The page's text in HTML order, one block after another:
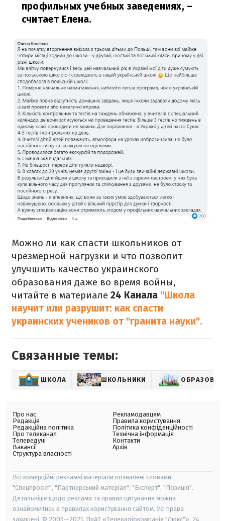
профильных учебных заведениях, –
считает Елена.
Можно ли как спасти школьников от
чрезмерной нагрузки и что позволит
улучшить качество украинского
образования даже во время войны,
читайте в материале 24 Канала "Школа
научит или разрушит: как спасти
украинских учеников от "гранита науки".
Связанные темы:
ШКОЛА ШКОЛЬНИКИ
Про нас
Редакція
Редакційна політика
Про телеканал
Телеведучі
Вакансії
Структура власності
Рекламодавцям
Правила користування
Політика конфіденційності
Технічна інформація
Контакти
Архів
Всі комерційні рекламні матеріали позначені словами
"Спецпроєкт", "Партнерський матеріал", "Експерт", "Позиція".
Детальніше щодо реклами та правил цитування можна
ознайомитись в правилах користування сайтом. Усі права
захищені. © 2005—2021, ПрАТ «Телерадіокомпанія "Люкс"», 24